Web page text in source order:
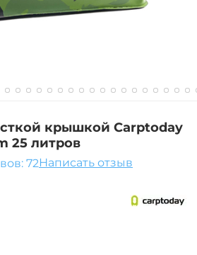
крышкой Carptoday
25 литров
72Написать отзыв